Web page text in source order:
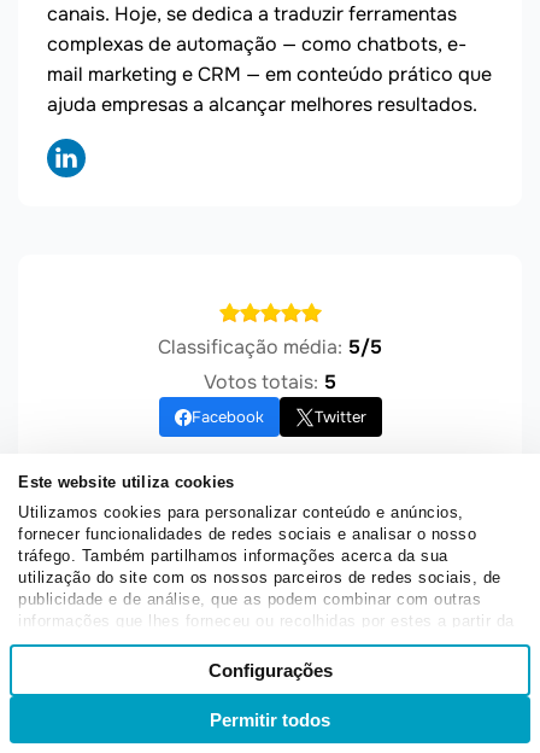
Este website utiliza cookies
Utilizamos cookies para personalizar conteúdo e anúncios,
fornecer funcionalidades de redes sociais e analisar o nosso
tráfego. Também partilhamos informações acerca da sua
utilização do site com os nossos parceiros de redes sociais, de
publicidade e de análise, que as podem combinar com outras
informações que lhes forneceu ou recolhidas por estes a partir da
sua utilização dos respetivos serviços.
Seleção
consentimento
Preferências
Configurações
Permitir todos
canais. Hoje, se dedica a traduzir ferramentas
complexas de automação — como chatbots, e-
mail marketing e CRM — em conteúdo prático que
ajuda empresas a alcançar melhores resultados.
Classificação média: 5/5
Votos totais: 5
Facebook Twitter
Automação de Marketing
estratégias de marketing digital ferramenta saas
POSTS POR CATEGORIA